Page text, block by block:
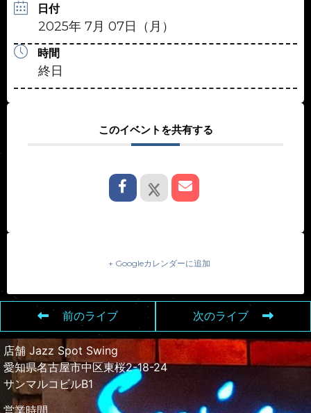
日付
2025年 7月 07日（月）
時間
終日
このイベントを共有する
+ Googleカレンダーに追加
前のライブ 次のライブ
店舗 Jazz Spot Swing
愛知県名古屋市中区東桜2-18-24
サンマルコビルB1